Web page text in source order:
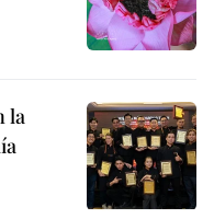
la